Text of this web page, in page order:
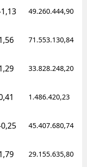
49.260.444,90
71.553.130,84
33.828.248,20
1.486.420,23
45.407.680,74
29.155.635,80